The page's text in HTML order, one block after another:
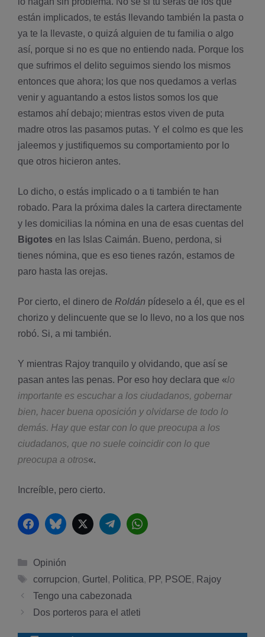
están implicados, te estás llevando también la pasta o
ya te la llevaste, o quizá alguien de tu familia o algo
así­, porque si no es que no entiendo nada. Porque los
que sufrimos el delito seguimos siendo los mismos
entonces que ahora; los que nos quedamos a verlas
venir y aguantando a estos listos somos los que
estamos ahí­ debajo; mientras estos viven de puta
madre otros las pasamos putas. Y el colmo es que les
jaleemos y justifiquemos su comportamiento por lo
que otros hicieron antes.
Lo dicho, o estás implicado o a ti también te han
robado. Para la próxima dales la cartera directamente
y les domicilias la nómina en una de esas cuentas del
Bigotes en las Islas Caimán. Bueno, perdona, si
tienes nómina, que es eso tienes razón, estamos de
paro hasta las orejas.
Por cierto, el dinero de Roldán pídeselo a él, que es el
chorizo y delincuente que se lo llevo, no a los que nos
robó. Si, a mi también.
Y mientras Rajoy tranquilo y olvidando, que así­ se
pasan antes las penas. Por eso hoy declara que «lo
importante es escuchar a los ciudadanos, gobernar
bien, hacer buena oposición y olvidarse de todo lo
demás. Hay que estar con lo que preocupa a los
ciudadanos, que no suele coincidir con lo que
preocupa a otros«.
Increíble, pero cierto.
FacebookBluesky Twitter Telegram
Categorías
Opinión
Etiquetas
corrupcion, Gurtel , Politica, PP, PSOE, Rajoy
Tengo una cabezonada
Dos porteros para el atleti